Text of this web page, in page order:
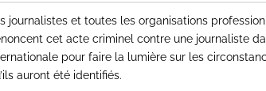
journalistes et toutes les organisations
cet acte criminel contre une journaliste
pour faire la lumière sur les
auront été identifiés.